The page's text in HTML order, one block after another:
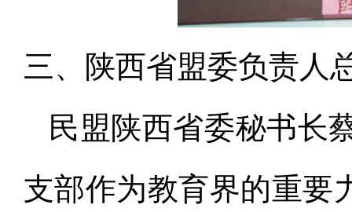
三、陕西省盟委负责人
民盟陕西省委秘书长
支部作为教育界的重要